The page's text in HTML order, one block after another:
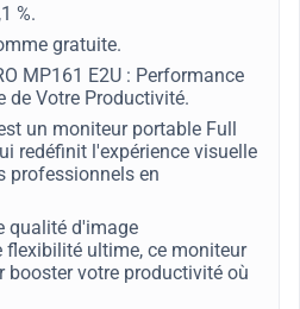
%.
gratuite.
MP161 E2U : Performance
de Votre Productivité.
un moniteur portable Full
redéfinit l'expérience visuelle
professionnels en
qualité d'image
flexibilité ultime, ce moniteur
votre productivité où